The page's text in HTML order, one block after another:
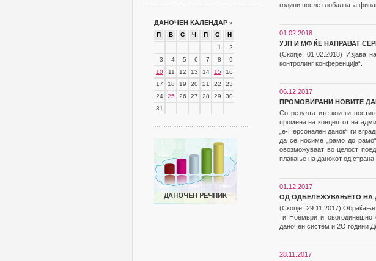
ДАНОЧЕН КАЛЕНДАР »
П В С Ч П С
Н
1
2
3
4 5 6 7 8
9
10
11 12 13 14 15
16
17
18 19 20 21 22
23
24
25 26 27 28 29
30
31
години после глобалната
01.02.2018
УЈП И МФ ЌЕ НАПРАВАТ
(Скопје, 01.02.2018) Изјава
контролинг конференција“.
06.12.2017
ПРОМОВИРАНИ НОВИТЕ
Со резултатите кои ги
промена на концептот на
„е-Персонален данок“ ги
да се носиме „рамо до
овозможуваат во целост
плаќање на данокот од страна
01.12.2017
ОД ОДБЕЛЕЖУВАЊЕТО НА
(Скопје, 29.11.2017)
ти Ноември и
даночен систем и 2О години
28.11.2017